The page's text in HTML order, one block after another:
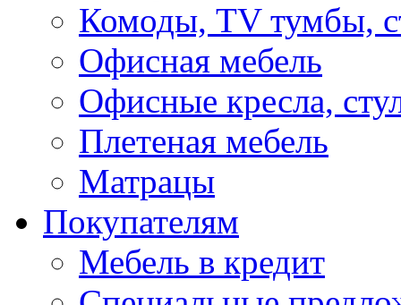
Комоды, TV тумбы,
Офисная мебель
Офисные кресла,
Плетеная мебель
Матрацы
Покупателям
Мебель в кредит